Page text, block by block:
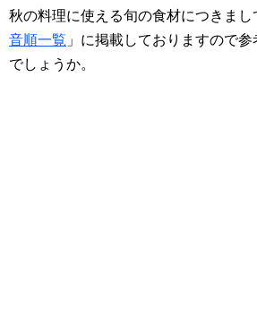
秋の料理に使える旬の食材につきまし
音順一覧 」に掲載しておりますので
でしょうか。